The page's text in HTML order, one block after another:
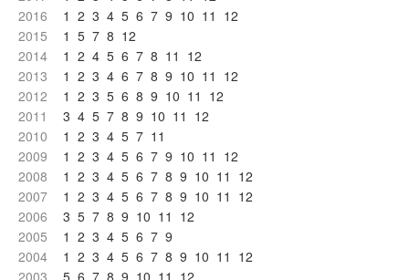
2016
1 2 3 4 5 6 7 9 10 11 12
2015
1 5 7 8 12
2014
1 2 4 5 6 7 8 11 12
2013
1 2 3 4 6 7 8 9 10 11 12
2012
1 2 3 5 6 8 9 10 11 12
2011
3 4 5 7 8 9 10 11 12
2010
1 2 3 4 5 7 11
2009
1 2 3 4 5 6 7 9 10 11 12
2008
1 2 3 4 5 6 7 8 9 10 11 12
2007
1 2 3 4 5 6 7 8 9 10 11 12
2006
3 5 7 8 9 10 11 12
2005
1 2 3 4 5 6 7 9
2004
1 2 3 4 5 6 7 8 9 10 11 12
2003
5 6 7 8 9 10 11 12